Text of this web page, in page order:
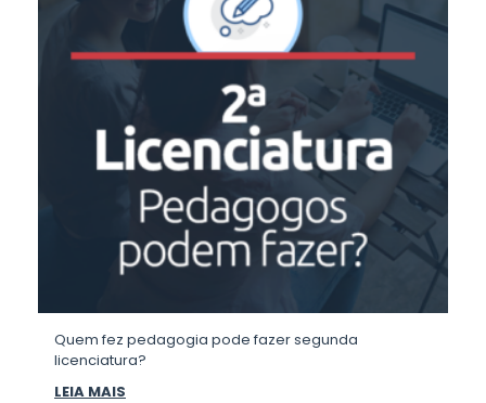
Quem fez pedagogia pode fazer segunda
licenciatura?
LEIA MAIS